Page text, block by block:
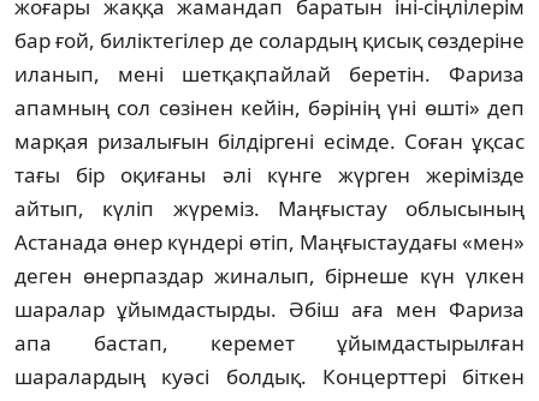
жоғары жақ­қа жамандап баратын іні-сіңлілерім
бар ғой, биліктегілер де солардың қисық сөздеріне
иланып, мені шетқақпайлай беретін. Фариза
апамның сол сөзінен кейін, бәрінің үні өшті» деп
марқая ризалығын білдіргені есімде. Соған ұқсас
тағы бір оқиғаны әлі күнге жүр­ген жерімізде
айтып, күліп жүреміз. Маң­ғыстау облысының
Астанада өнер күндері өтіп, Маңғыстаудағы «мен»
деген өнерпаздар жиналып, бірнеше күн үлкен
шаралар ұйым­дастырды. Әбіш аға мен Фариза
апа бастап, кере­мет ұйымдастырылған
шаралардың куә­сі болдық. Концерттері біткен